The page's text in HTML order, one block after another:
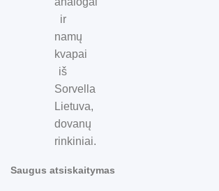
Saugus atsiskaitymas